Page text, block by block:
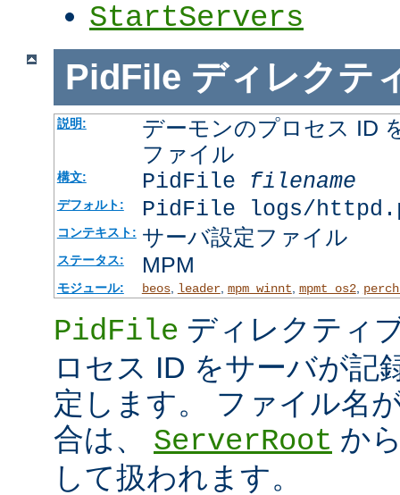
StartServers
PidFile ディレクテ
説明:
デーモンのプロセス ID
ファイル
構文: PidFile filename
デフォルト: PidFile logs/
コンテキスト: サーバ設定ファイル
ステータス: MPM
モジュール: beos, leader, mpm_winnt mpmt_os2,
PidFile ディレクティ
ロセス ID をサーバが記
定します。 ファイル名
合は、 ServerRoot か
して扱われます。